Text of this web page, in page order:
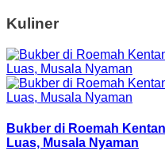
Kuliner
Bukber di Roemah
Luas, Musala Nyaman